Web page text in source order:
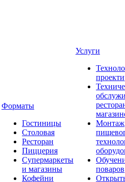
Форматы
Гостиницы
Столовая
Ресторан
Пиццерия
Супермаркеты
и магазины
Кофейни
Услуги
Монтаж
поваров